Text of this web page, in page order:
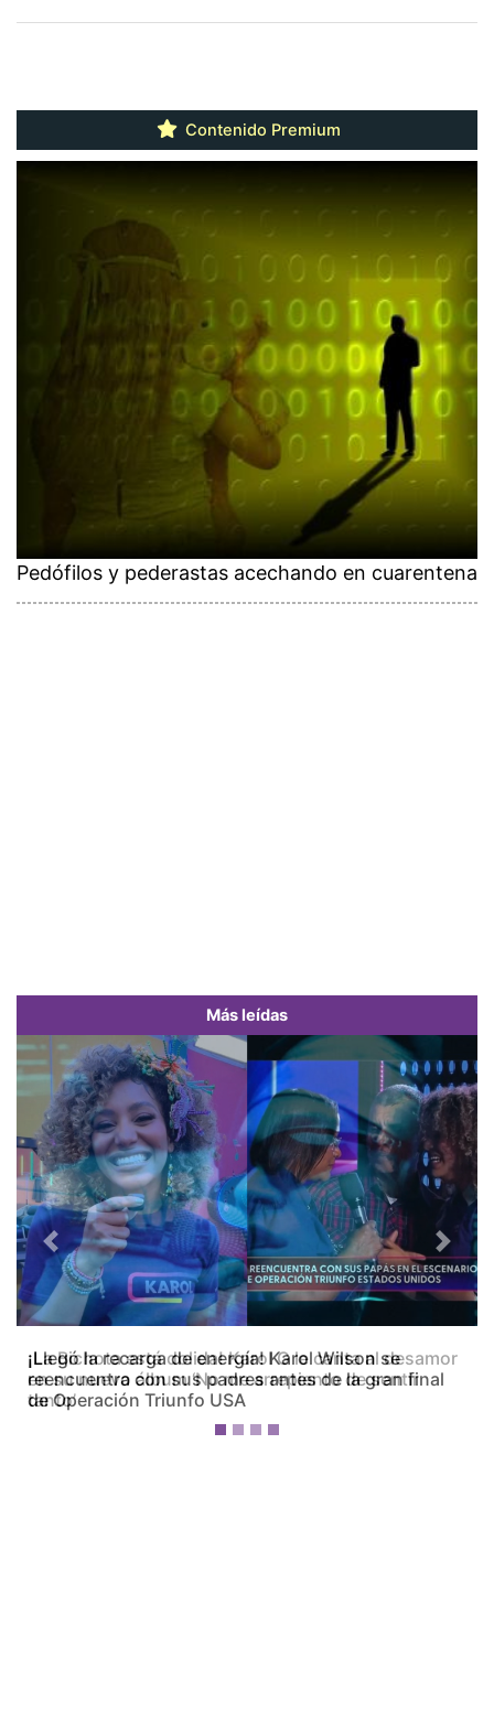
Contenido Premium
Pedófilos y pederastas acechando en cuarentena
Más leídas
¡La Bichota está dolida! Karol G le canta al desamor
en su nuevo álbum ‘No me arrepiento de sentir
tanto’
Previous Next